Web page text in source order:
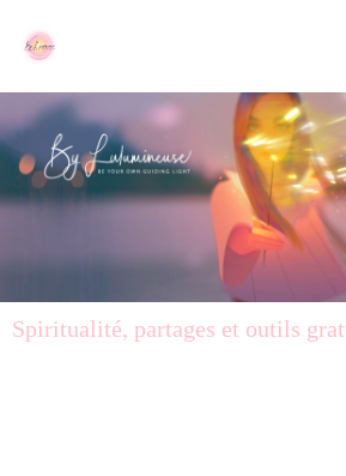
Spiritualité, partages et outils